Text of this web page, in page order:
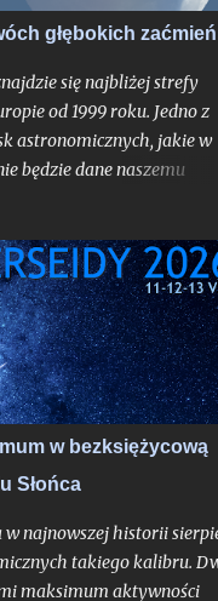
nikt z nas jeszcze nie
głębokich zaćmień
się najbliżej strefy
od 1999 roku. Jedno z
astronomicznych, jakie w
będzie dane naszemu
ten rozegra się
z Polski
pasa jej widoczności
się w strefie zaćmienia
maksymalnej
sierpem. Jako, że
dwa tygodnie od
nas częściowe zaćmienie
maksymalnej. Oba te
w bezksiężycową
Słońca
najnowszej historii
takiego kalibru.
maksimum aktywności